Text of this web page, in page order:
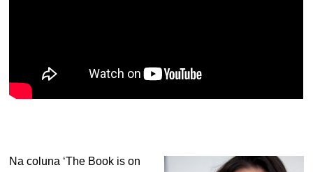
Na coluna ‘The Book is on